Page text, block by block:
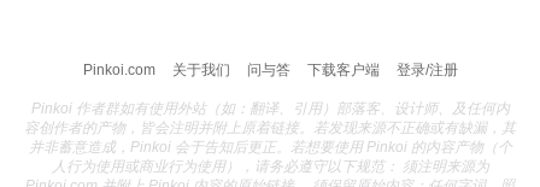
Pinkoi.com 关于我们 问与答 下载客户端 登录/注册
Pinkoi 作者群如有使用外站（如：翻译、引用）部落客、设计师、及任何内
容创作者的产物，皆会注明并附上原着链接。若发现来源不正确或有缺漏，其
并非蓄意造成，Pinkoi 会于告知后更正。若想要使用 Pinkoi 的内容产物（个
人行为使用或商业行为使用），请务必遵守以下规范： 须注明来源为